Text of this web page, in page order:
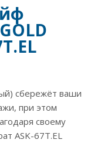
сбережёт ваши
при этом
своему
ASK-67T.EL